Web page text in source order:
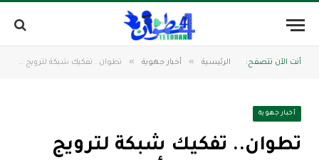
أنت الآن تتصفح: الرئيسية » أخبار جهوية » تطوان.. تفكيك شبكة لترويج الكوكايين وحجز أسلحة وسيارات في عملية أمنية بضواحي وزان
أخبار جهوية
تطوان.. تفكيك شبكة لترويج